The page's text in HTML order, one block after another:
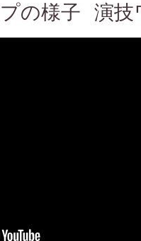
の様子 演技